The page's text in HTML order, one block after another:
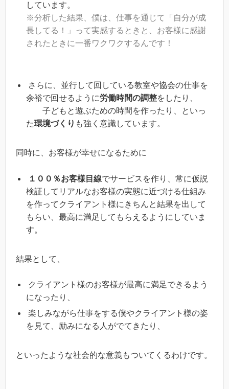
しています。
※分析した結果、僕は、仕事を通じて「自分が成
長してる！」って実感するときと、お客様に感謝
されたときに一番ワクワクするんです！
さらに、並行して回している教室や協会の仕事を
余裕で回せるように労働時間の調整をしたり、
子どもと遊ぶための時間を作ったり、といっ
た環境づくり も強く意識しています。
同時に、お客様が幸せになるために
１００％お客様目線でサービスを作り、常に仮説
検証してリアルなお客様の実態に近づける仕組み
を作ってクライアント様にきちんと結果を出して
もらい、最高に満足してもらえるようにしていま
す。
結果として、
クライアント様のお客様が最高に満足できるよう
になったり、
楽しみながら仕事をする僕やクライアント様の姿
を見て、励みになる人がでてきたり、
といったような社会的な意義もついてくるわけです。